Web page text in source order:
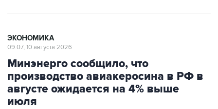
ЭКОНОМИКА
09:07, 10 августа 2026
Минэнерго сообщило, что
производство авиакеросина в РФ в
августе ожидается на 4% выше
июля